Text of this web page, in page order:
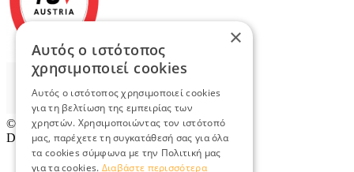
© 2026TradeRetail.gr- All rights reserved
Designed & developed byNETMECHANICS
×
Αυτός ο ιστότοπος
χρησιμοποιεί cookies
Αυτός ο ιστότοπος χρησιμοποιεί cookies
για τη βελτίωση της εμπειρίας των
χρηστών. Χρησιμοποιώντας τον ιστότοπό
μας, παρέχετε τη συγκατάθεσή σας για όλα
τα cookies σύμφωνα με την Πολιτική μας
για τα cookies. Διαβάστε περισσότερα